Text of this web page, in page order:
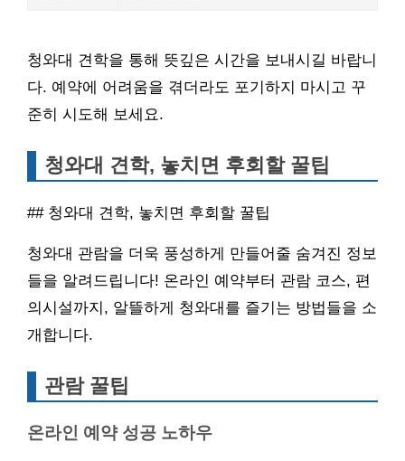
청와대 견학을 통해 뜻깊은 시간을 보내시길 바랍니
다. 예약에 어려움을 겪더라도 포기하지 마시고 꾸
준히 시도해 보세요.
청와대 견학, 놓치면 후회할 꿀팁
## 청와대 견학, 놓치면 후회할 꿀팁
청와대 관람을 더욱 풍성하게 만들어줄 숨겨진 정보
들을 알려드립니다! 온라인 예약부터 관람 코스, 편
의시설까지, 알뜰하게 청와대를 즐기는 방법들을 소
개합니다.
관람 꿀팁
온라인 예약 성공 노하우